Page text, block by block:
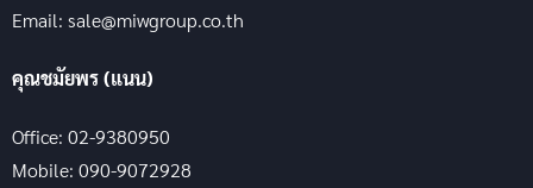
Email: sale@miwgroup.co.th
คุณชมัยพร (แนน)
Office: 02-9380950
Mobile: 090-9072928